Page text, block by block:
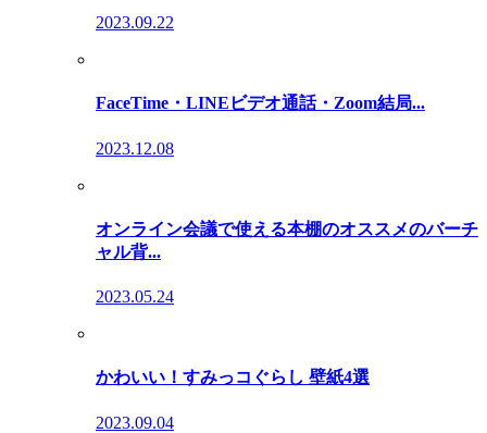
2023.09.22
FaceTime・LINEビデオ通話・Zoom結局...
2023.12.08
オンライン会議で使える本棚のオススメのバーチ
ャル背...
2023.05.24
かわいい！すみっコぐらし 壁紙4選
2023.09.04